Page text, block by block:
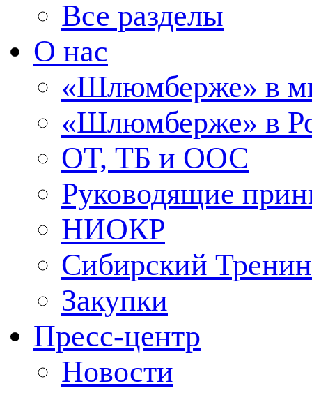
Все разделы
О нас
«Шлюмберже» в
«Шлюмберже» в
ОТ, ТБ и ООС
Руководящие
НИОКР
Сибирский
Закупки
Пресс-центр
Новости